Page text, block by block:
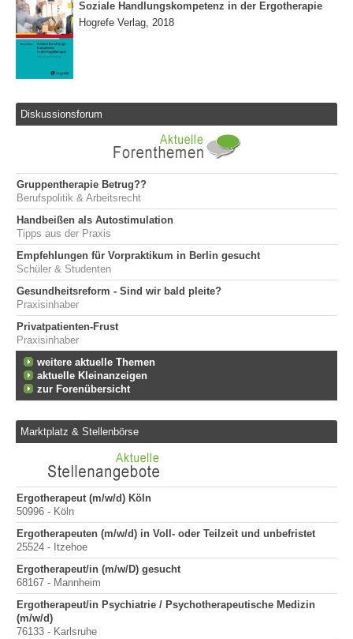
Soziale Handlungskompetenz in der Ergotherapie
Hogrefe Verlag, 2018
Diskussionsforum
Gruppentherapie Betrug??
Berufspolitik & Arbeitsrecht
Handbeißen als Autostimulation
Tipps aus der Praxis
Empfehlungen für Vorpraktikum in Berlin gesucht
Schüler & Studenten
Gesundheitsreform - Sind wir bald pleite?
Praxisinhaber
Privatpatienten-Frust
Praxisinhaber
weitere aktuelle Themen
aktuelle Kleinanzeigen
zur Forenübersicht
Marktplatz & Stellenbörse
Ergotherapeut (m/w/d) Köln
50996 - Köln
Ergotherapeuten (m/w/d) in Voll- oder Teilzeit und unbefristet
25524 - Itzehoe
Ergotherapeut/in (m/w/D) gesucht
68167 - Mannheim
Ergotherapeut/in Psychiatrie / Psychotherapeutische Medizin
(m/w/d)
76133 - Karlsruhe